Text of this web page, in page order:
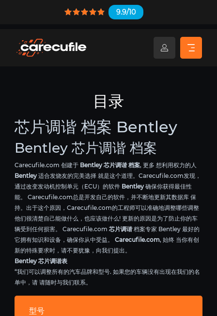
9.9/10
目录
芯片调谐 档案 Bentley
Bentley 芯片调谐 档案
Carecufile.com 创建于 Bentley 芯片调谐 档案, 更多 想利用权力的人
Bentley适合发烧友的完美选择 就是这个道理。Carecufile.com发现，
通过改变发动机控制单元（ECU）的软件 Bentley确保你获得最佳性
能。 Carecufile.com总是开发自己的软件，并不断地更新其数据库 保
持。出于这个原因，Carecufile.com的工程师可以准确地调整哪些调整
他们很清楚自己能做什么，也应该做什么! 更新的原因是为了防止你的车
辆受到任何损害。 Carecufile.com 芯片调谐档案专家 Bentley 最好的
它拥有知识和设备，确保你从中受益。 Carecufile.com, 始终 当你有创
新的特殊要求时，请不要犹豫，向我们提出。
Bentley 芯片调谐表
“我们可以调整所有的汽车品牌和型号. 如果您的车辆没有出现在我们的名
单中，请 请随时与我们联系。
型号